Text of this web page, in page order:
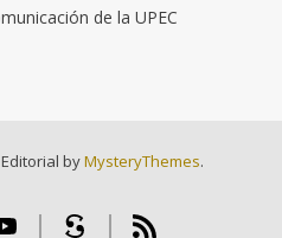
de la UPEC
Editorial byMysteryThemes.